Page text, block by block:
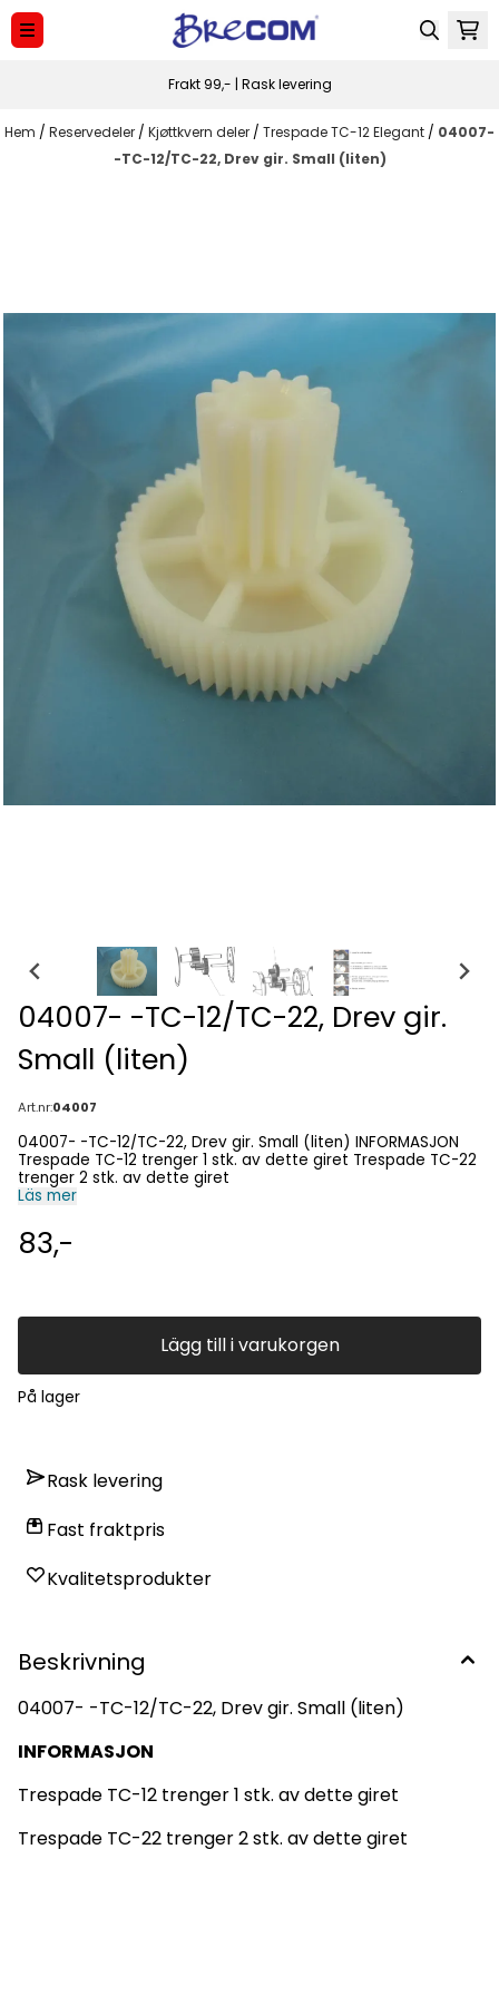
Hoppa till innehåll
Frakt 99,- | Rask levering
Hem / Reservedeler / Kjøttkvern deler / Trespade TC-12 Elegant / 04007-
-TC-12/TC-22, Drev gir. Small (liten)
04007- -TC-12/TC-22, Drev gir.
Small (liten)
Art.nr:04007
04007- -TC-12/TC-22, Drev gir. Small (liten) INFORMASJON
Trespade TC-12 trenger 1 stk. av dette giret Trespade TC-22
Läs mer
83,-
Lägg till i varukorgen
På lager
Rask levering
Fast fraktpris
Kvalitetsprodukter
Beskrivning
04007- -TC-12/TC-22, Drev gir. Small (liten)
INFORMASJON
Trespade TC-12 trenger 1 stk. av dette giret
Trespade TC-22 trenger 2 stk. av dette giret